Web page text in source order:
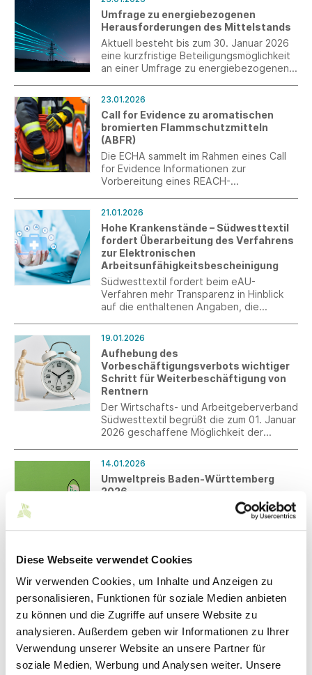
Diese Webseite verwendet Cookies
Wir verwenden Cookies, um Inhalte und Anzeigen zu
personalisieren, Funktionen für soziale Medien anbieten
zu können und die Zugriffe auf unsere Website zu
analysieren. Außerdem geben wir Informationen zu Ihrer
Verwendung unserer Website an unsere Partner für
soziale Medien, Werbung und Analysen weiter. Unsere
nicht ausgebremst werden.
Umfrage zu energiebezogenen
Herausforderungen des Mittelstands
Aktuell besteht bis zum 30. Januar 2026
eine kurzfristige Beteiligungsmöglichkeit
an einer Umfrage zu energiebezogenen
Ergebnisse unterstützen zukünftige
Innovationskooperationen zwischen
Mittelstand und Startups.
23.01.2026
Call for Evidence zu aromatischen
bromierten Flammschutzmitteln
(ABFR)
Die ECHA sammelt im Rahmen eines Call
for Evidence Informationen zur
Vorbereitung eines REACH-
Flammschutzmitteln. Zur Vorbereitung
einer Branchenstellungnahme bitten wir
um zeitnahe Rückmeldungen aus den
Unternehmen.
21.01.2026
Hohe Krankenstände – Südwesttextil
fordert Überarbeitung des Verfahrens
zur Elektronischen
Arbeitsunfähigkeitsbescheinigung
Südwesttextil fordert beim eAU-
Verfahren mehr Transparenz in Hinblick
auf die enthaltenen Angaben, die
Arbeitgeber sowie die Vereinheitlichung
für gesetzlich und privat Versicherte.
19.01.2026
Aufhebung des
Vorbeschäftigungsverbots wichtiger
Schritt für Weiterbeschäftigung von
Rentnern
Der Wirtschafts- und Arbeitgeberverband
Südwesttextil begrüßt die zum 01. Januar
2026 geschaffene Möglichkeit der
für weitere Erleichterungen.
14.01.2026
Umweltpreis Baden-Württemberg
2026
Gesucht werden Unternehmen, die
umweltorientiert handeln und die
Transformation aktiv gestalten. Der Preis
Bewerbungen können bis zum 2. Februar
08.01.2026
CSRD-
Nachhaltigkeitsberichterstattung:
Konsultation des BMJV zu den ESRS-
Entwürfen
Die EFRAG hat ihre Entwürfe für die
neuen
ds (ESRS) der EU-Kommission überreicht.